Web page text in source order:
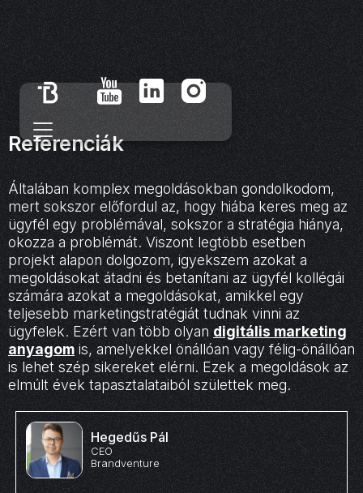
Referenciák
Általában komplex megoldásokban gondolkodom,
mert sokszor előfordul az, hogy hiába keres meg az
ügyfél egy problémával, sokszor a stratégia hiánya,
okozza a problémát. Viszont legtöbb esetben
projekt alapon dolgozom, igyekszem azokat a
megoldásokat átadni és betanítani az ügyfél kollégái
számára azokat a megoldásokat, amikkel egy
teljesebb marketingstratégiát tudnak vinni az
ügyfelek. Ezért van több olyan digitális marketing
anyagom is, amelyekkel önállóan vagy félig-önállóan
is lehet szép sikereket elérni. Ezek a megoldások az
elmúlt évek tapasztalataiból születtek meg.
Hegedűs Pál
CEO
Brandventure